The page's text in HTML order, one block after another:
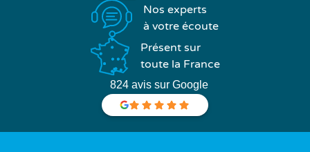
Nos experts
à votre écoute
Présent sur
toute la France
824 avis sur Google